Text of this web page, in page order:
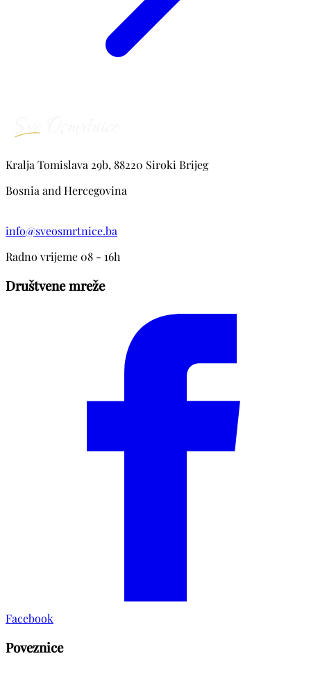
Kralja Tomislava 29b, 88220 Siroki Brijeg
Bosnia and Hercegovina
info@sveosmrtnice.ba
Radno vrijeme 08 - 16h
Društvene mreže
Facebook
Poveznice